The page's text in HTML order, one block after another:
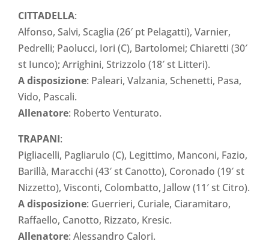
CITTADELLA:
Alfonso, Salvi, Scaglia (26′ pt Pelagatti), Varnier,
Pedrelli; Paolucci, Iori (C), Bartolomei; Chiaretti (30′
st Iunco); Arrighini, Strizzolo (18′ st Litteri).
A disposizione: Paleari, Valzania, Schenetti, Pasa,
Vido, Pascali.
Allenatore: Roberto Venturato.
TRAPANI:
Pigliacelli, Pagliarulo (C), Legittimo, Manconi, Fazio,
Barillà, Maracchi (43′ st Canotto), Coronado (19′ st
Nizzetto), Visconti, Colombatto, Jallow (11′ st Citro).
A disposizione: Guerrieri, Curiale, Ciaramitaro,
Raffaello, Canotto, Rizzato, Kresic.
Allenatore: Alessandro Calori.